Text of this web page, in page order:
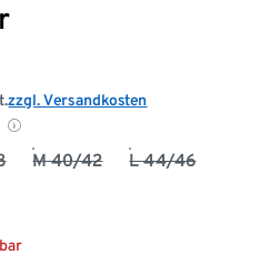
zzgl. Versandkosten
M 40/42 L 44/46